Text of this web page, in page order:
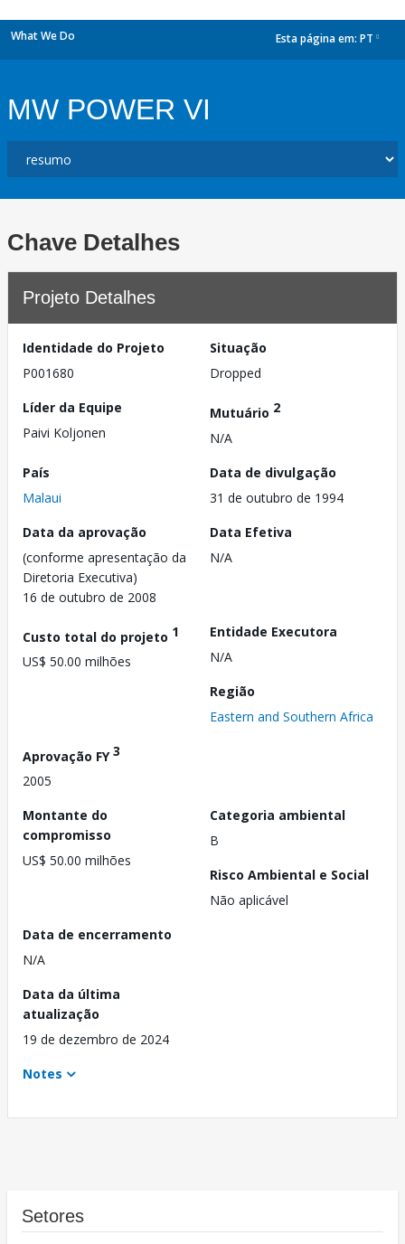
What We Do Esta página em: PT
MW POWER VI
Chave Detalhes
Projeto Detalhes
Identidade do Projeto
P001680
Situação
Dropped
Líder da Equipe
Paivi Koljonen
Mutuário 2
N/A
País
Malaui
Data de divulgação
31 de outubro de 1994
Data da aprovação
(conforme apresentação da
Diretoria Executiva)
16 de outubro de 2008
Data Efetiva
N/A
Custo total do projeto 1
US$ 50.00 milhões
Entidade Executora
N/A
Região
Eastern and Southern Africa
Aprovação FY3
2005
Montante do
compromisso
US$ 50.00 milhões
Categoria ambiental
B
Risco Ambiental e Social
Não aplicável
Data de encerramento
N/A
Data da última
atualização
19 de dezembro de 2024
Notes
Setores